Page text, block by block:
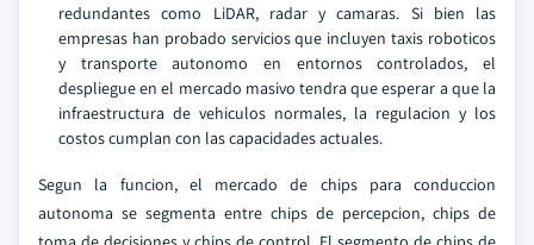
redundantes como LiDAR, radar y camaras. Si bien las
empresas han probado servicios que incluyen taxis roboticos
y transporte autonomo en entornos controlados, el
despliegue en el mercado masivo tendra que esperar a que la
infraestructura de vehiculos normales, la regulacion y los
costos cumplan con las capacidades actuales.
Segun la funcion, el mercado de chips para conduccion
autonoma se segmenta entre chips de percepcion, chips de